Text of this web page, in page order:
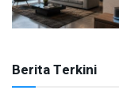
Berita Terkini